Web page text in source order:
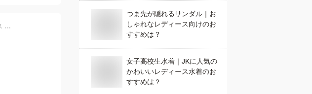
汗取りインナーカップ付き 接触冷感 キャミソール レディース シームレス SEA BREEZE シーブリーズ ノンワイヤー インナー キャミ 汗ジミ 汗染み 汗じみ防止 抗菌 防臭加工 吸水速乾 冷感 冷んやり インナーシャツ トップス 下着 脇汗
つま先が隠れるサンダル｜お
しゃれなレディース向けのお
すすめは？
女子高校生水着｜JKに人気の
かわいいレディース水着のお
すすめは？